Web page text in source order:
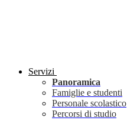
Servizi
Panoramica
Famiglie e studenti
Personale scolastico
Percorsi di studio